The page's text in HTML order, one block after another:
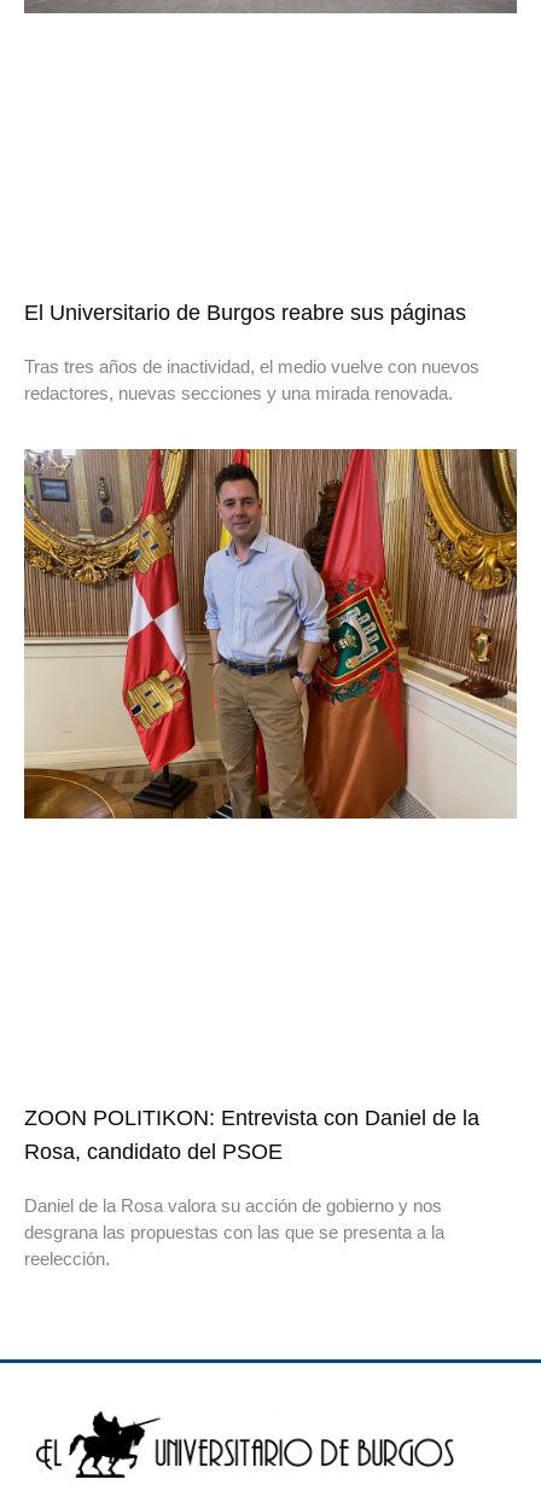
El Universitario de Burgos reabre sus páginas
Tras tres años de inactividad, el medio vuelve con nuevos
redactores, nuevas secciones y una mirada renovada.
ZOON POLITIKON: Entrevista con Daniel de la
Rosa, candidato del PSOE
Daniel de la Rosa valora su acción de gobierno y nos
desgrana las propuestas con las que se presenta a la
reelección.